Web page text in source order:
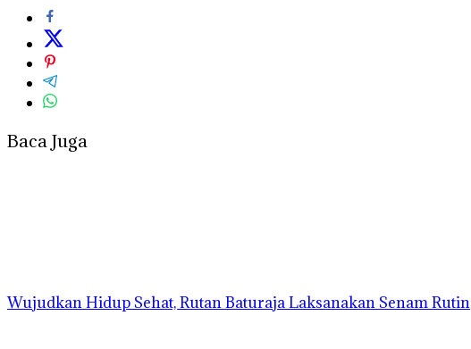
Baca Juga
Wujudkan Hidup Sehat, Rutan Baturaja Laksanakan Senam Rutin